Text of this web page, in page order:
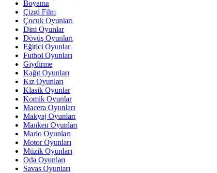
Boyama
Çizgi Film
Çocuk Oyunları
Dini Oyunlar
Dövüş Oyunları
Eğitici Oyunlar
Futbol Oyunları
Giydirme
Kağıt Oyunları
Kız Oyunları
Klasik Oyunlar
Komik Oyunlar
Macera Oyunları
Makyaj Oyunları
Manken Oyunları
Mario Oyunları
Motor Oyunları
Müzik Oyunları
Oda Oyunları
Savas Oyunları